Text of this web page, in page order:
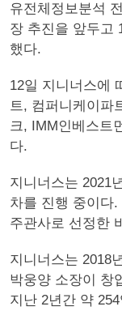
유전체정보분석
장 추진을 앞두고
했다.
12일 지니너스에
트, 컴퍼니케이파
크, IMM인베스트
다.
지니너스는 2021
차를 진행 중이다
주관사로 선정한
지니너스는 2018
박웅양 소장이 창
지난 2년간 약